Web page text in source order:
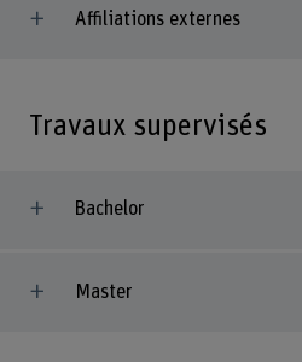
Affiliations externes
Travaux supervisés
Bachelor
Master